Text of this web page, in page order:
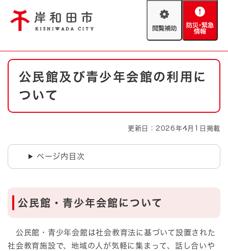
閲
助
防
緊
情
やさしい日本語
防災・緊急情報 救急・消防
ハザードマップ
本
公民館及び青少年会館の利用に
ついて
更新日：2026年4月1日掲載
ページ内目次
公民館・青少年会館について
公民館・青少年会館は社会教育法に基づいて設置された
社会教育施設で、地域の人が気軽に集まって、話し合いや